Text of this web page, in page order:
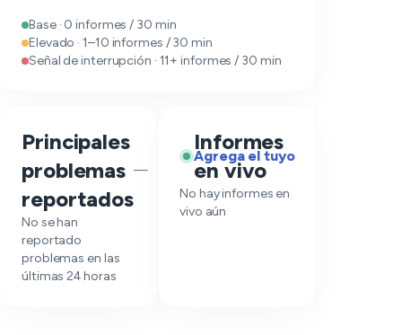
Base · 0 informes / 30 min
Elevado · 1–10 informes / 30 min
Señal de interrupción · 11+ informes / 30 min
Principales
problemas
reportados
—
No se han
reportado
problemas en las
últimas 24 horas
Informes
en vivo
Agrega el tuyo
No hay informes en
vivo aún